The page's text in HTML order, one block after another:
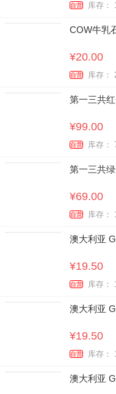
自营
COW牛乳
¥20.00
自营 库
第一三共
¥99.00
自营
第一三共
¥69.00
自营
澳大利亚
¥19.50
自营
澳大利亚
¥19.50
自营
澳大利亚